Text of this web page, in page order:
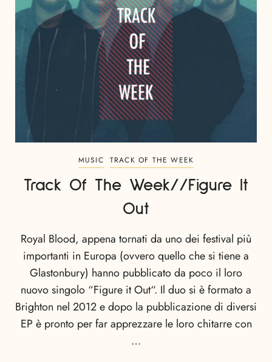
MUSIC TRACK OF THE WEEK
Track Of The Week//Figure It
Out
Royal Blood, appena tornati da uno dei festival più
importanti in Europa (ovvero quello che si tiene a
Glastonbury) hanno pubblicato da poco il loro
nuovo singolo “Figure it Out“. Il duo si è formato a
Brighton nel 2012 e dopo la pubblicazione di diversi
EP è pronto per far apprezzare le loro chitarre con
…